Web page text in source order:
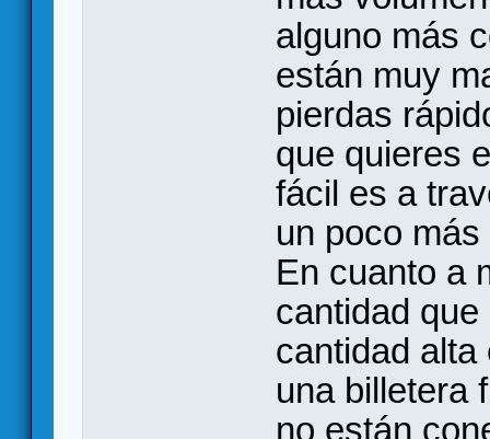
alguno más
están muy
pierdas
que quieres
fácil es a
un poco
En cuanto a
cantidad
cantidad
una billetera
no están